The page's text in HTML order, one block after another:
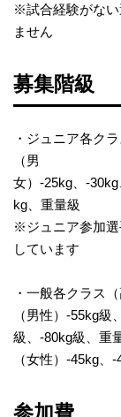
※試合経験がない
ません​
募集階級
・ジュニア各ク
（男
女）-25kg、-
kg、重量級
※ジュニア参加選
しています
・一般各クラス
（男性）-55kg
級、-80kg級、重
（女性）-45kg
参加費